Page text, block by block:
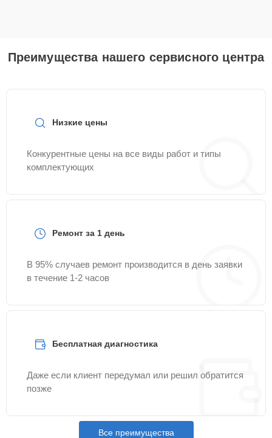
Преимущества нашего сервисного центра
Низкие цены
Конкурентные цены на все виды работ и типы
комплектующих
Ремонт за 1 день
В 95% случаев ремонт производится в день заявки
в течение 1-2 часов
Бесплатная диагностика
Даже если клиент передумал или решил обратится
позже
Все преимущества